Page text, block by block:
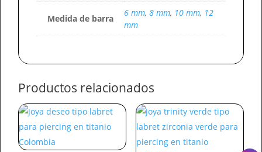
Medida de barra
6 mm, 8 mm, 10 mm, 12
mm
Productos relacionados